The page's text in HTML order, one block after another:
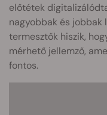
előtétek
nagyobbak és
termesztők hiszik,
mérhető jellemző,
fontos.